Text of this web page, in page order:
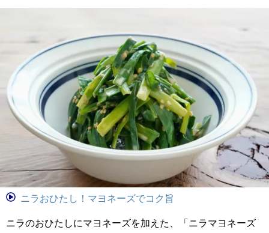
ニラおひたし！マヨネーズでコク旨
ニラのおひたしにマヨネーズを加えた、「ニラマヨネーズ